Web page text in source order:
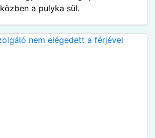
a pulyka sül.